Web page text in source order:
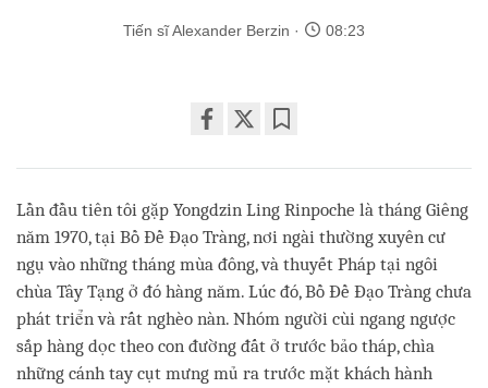
Tiến sĩ Alexander Berzin 08:23
on
facebook
Lần đầu tiên tôi gặp Yongdzin Ling Rinpoche là tháng Giêng
năm 1970, tại Bồ Đề Đạo Tràng, nơi ngài thường xuyên cư
ngụ vào những tháng mùa đông, và thuyết Pháp tại ngôi
chùa Tây Tạng ở đó hàng năm. Lúc đó, Bồ Đề Đạo Tràng chưa
phát triển và rất nghèo nàn. Nhóm người cùi ngang ngược
sắp hàng dọc theo con đường đất ở trước bảo tháp, chìa
những cánh tay cụt mưng mủ ra trước mặt khách hành